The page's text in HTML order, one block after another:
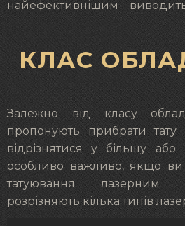
найефективнішим – виводить
КЛАС
Залежно від класу
пропонують прибрати
відрізнятися у більшу
особливо важливо, якщо ви
татуювання лазерним
розрізняють кілька типів